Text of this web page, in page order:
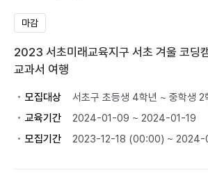
마감
2023 서초미래교육지구 서초 겨울 코딩
교과서 여행
모집대상
서초구 초등생 4학년 ~ 중학생 2
교육기간
2024-01-09 ~ 2024-01-19
모집기간
2023-12-18 (00:00) ~